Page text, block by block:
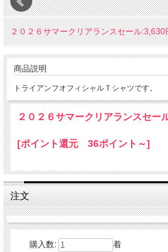
２０２６サマークリアランスセール
商品説明
トライアンフオフィシャルＴシャツです。
２０２６サマークリアランスセー
[ポイント還元 36ポイント～]
注文
購入数: 着